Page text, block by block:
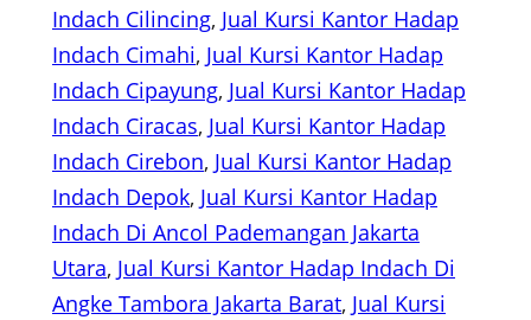
Indach Cilincing, Jual Kursi Kantor Hadap
Indach Cimahi, Jual Kursi Kantor Hadap
Indach Cipayung, Jual Kursi Kantor Hadap
Indach Ciracas, Jual Kursi Kantor Hadap
Indach Cirebon, Jual Kursi Kantor Hadap
Indach Depok, Jual Kursi Kantor Hadap
Indach Di Ancol Pademangan Jakarta
Utara, Jual Kursi Kantor Hadap Indach Di
Angke Tambora Jakarta Barat, Jual Kursi